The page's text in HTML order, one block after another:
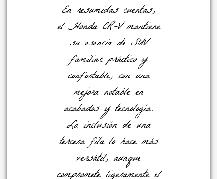
En resumidas cuentas,
el Honda CR-V mantiene
su esencia de SUV
familiar práctico y
confortable, con una
mejora notable en
acabados y tecnología.
La inclusión de una
tercera fila lo hace más
versátil, aunque